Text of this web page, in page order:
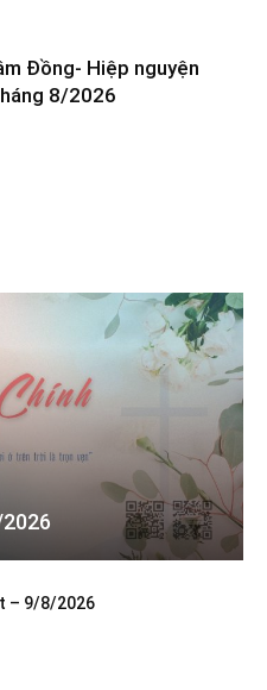
Đồng- Hiệp nguyện
8/2026
– 9/8/2026